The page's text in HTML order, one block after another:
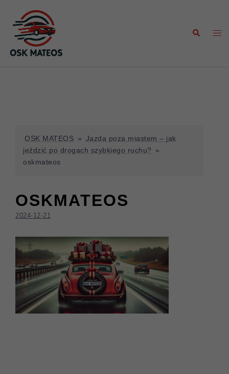
treści
Szukaj
TWÓJ SUKCES TO NASZ SUKCES
KURS PRAWA JAZDY KAT. B KURS PRAWA JAZDY KAT. B-
OSK MATEOS » Jazda poza miastem – jak
jeździć po drogach szybkiego ruchu?
»
oskmateos
OSKMATEOS
2024-12-21